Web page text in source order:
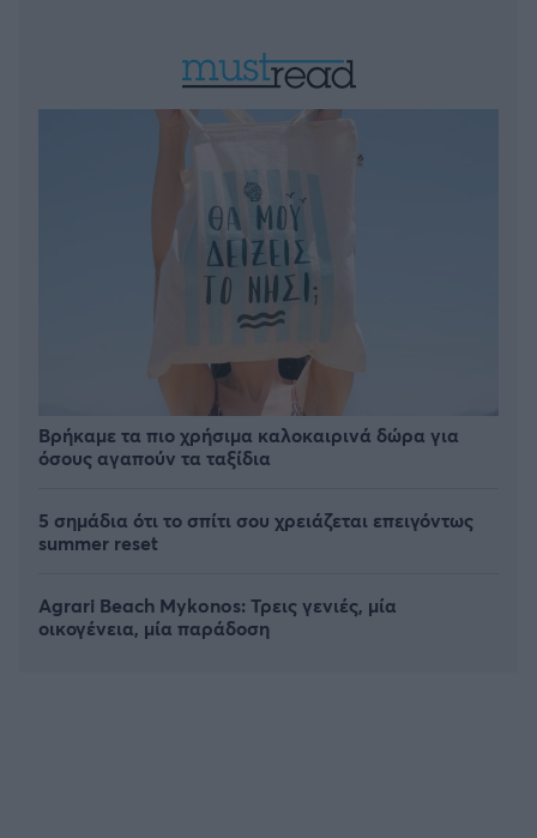
Βρήκαμε τα πιο χρήσιμα καλοκαιρινά δώρα για
όσους αγαπούν τα ταξίδια
5 σημάδια ότι το σπίτι σου χρειάζεται επειγόντως
summer reset
Agrari Beach Mykonos: Τρεις γενιές, μία
οικογένεια, μία παράδοση